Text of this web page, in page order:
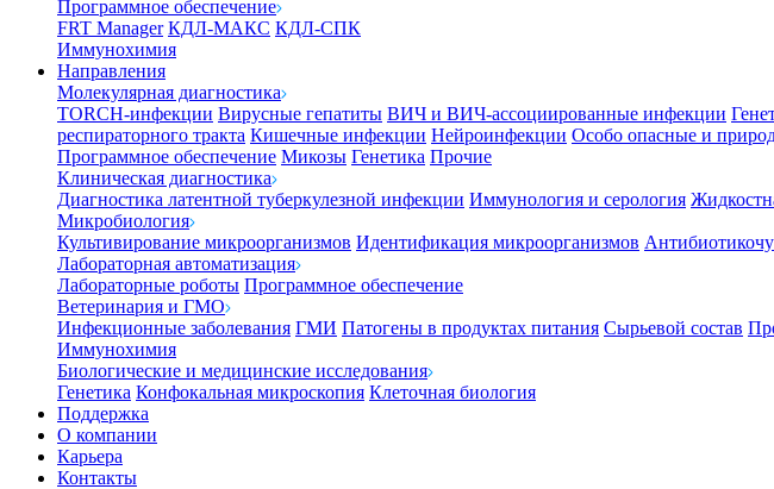
Программное обеспечение
FRT Manager КДЛ-МАКС КДЛ-СПК
Иммунохимия
Направления
Молекулярная диагностика
TORCH-инфекции Вирусные гепатиты ВИЧ и ВИЧ-ассоциированные инфекции
респираторного тракта Кишечные инфекции Нейроинфекции Особо опасные и
Программное обеспечение Микозы Генетика Прочие
Клиническая диагностика
Диагностика латентной туберкулезной инфекции Иммунология и серология
Микробиология
Культивирование микроорганизмов Идентификация микроорганизмов
Лабораторная автоматизация
Лабораторные роботы Программное обеспечение
Ветеринария и ГМО
Инфекционные заболевания ГМИ Патогены в продуктах питания Сырьевой состав
Иммунохимия
Биологические и медицинские исследования
Генетика Конфокальная микроскопия Клеточная биология
Поддержка
О компании
Карьера
Контакты